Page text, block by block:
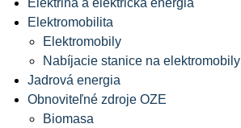
Elektromobilita
Elektromobily
Nabíjacie stanice na elektromobily
Jadrová energia
Obnoviteľné zdroje OZE
Biomasa